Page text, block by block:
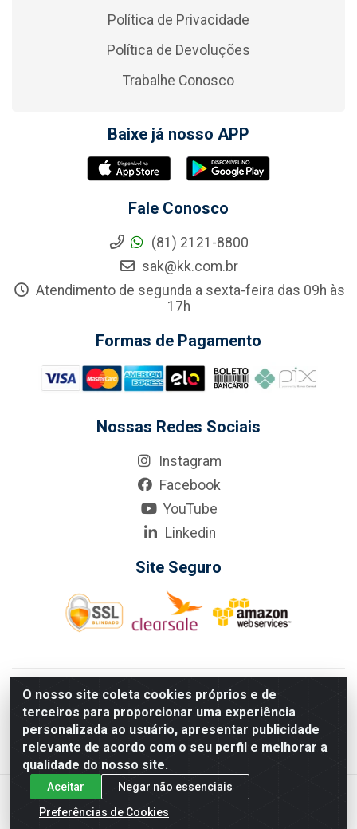
O nosso site coleta cookies próprios e de
terceiros para proporcionar uma experiência
personalizada ao usuário, apresentar publicidade
relevante de acordo com o seu perfil e melhorar a
qualidade do nosso site.
Aceitar
Negar não essenciais
Preferências de Cookies
Política de Privacidade
Política de Devoluções
Trabalhe Conosco
Baixe já nosso APP
Fale Conosco
(81) 2121-8800
sak@kk.com.br
Atendimento de segunda a sexta-feira das 09h às
17h
Formas de Pagamento
Nossas Redes Sociais
Instagram
Facebook
YouTube
Linkedin
Site Seguro
KarneKeijo Logistica Integrada LTDA - Rod. Br-101 Sul, nº3700
- Barro, Recife/PE, 50900-400 CNPJ: 24.150.377/0001-95
Estados atendidos pela KarneKeijo: PE, PB e RN.